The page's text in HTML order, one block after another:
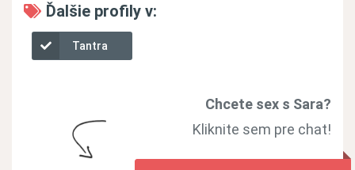
Ďalšie profily v:
Tantra
Chcete sex s Sara?
Kliknite sem pre chat!